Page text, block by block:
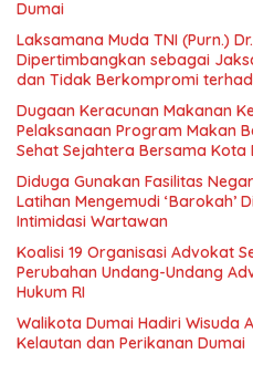
Dumai
Laksamana Muda TNI (Purn.)
Dipertimbangkan sebagai
dan Tidak Berkompromi
Dugaan Keracunan Makanan
Pelaksanaan Program Makan
Sehat Sejahtera Bersama Kota
Diduga Gunakan Fasilitas
Latihan Mengemudi ‘Barokah’
Intimidasi Wartawan
Koalisi 19 Organisasi Advokat
Perubahan Undang-Undang
Hukum RI
Walikota Dumai Hadiri Wisuda
Kelautan dan Perikanan Dumai